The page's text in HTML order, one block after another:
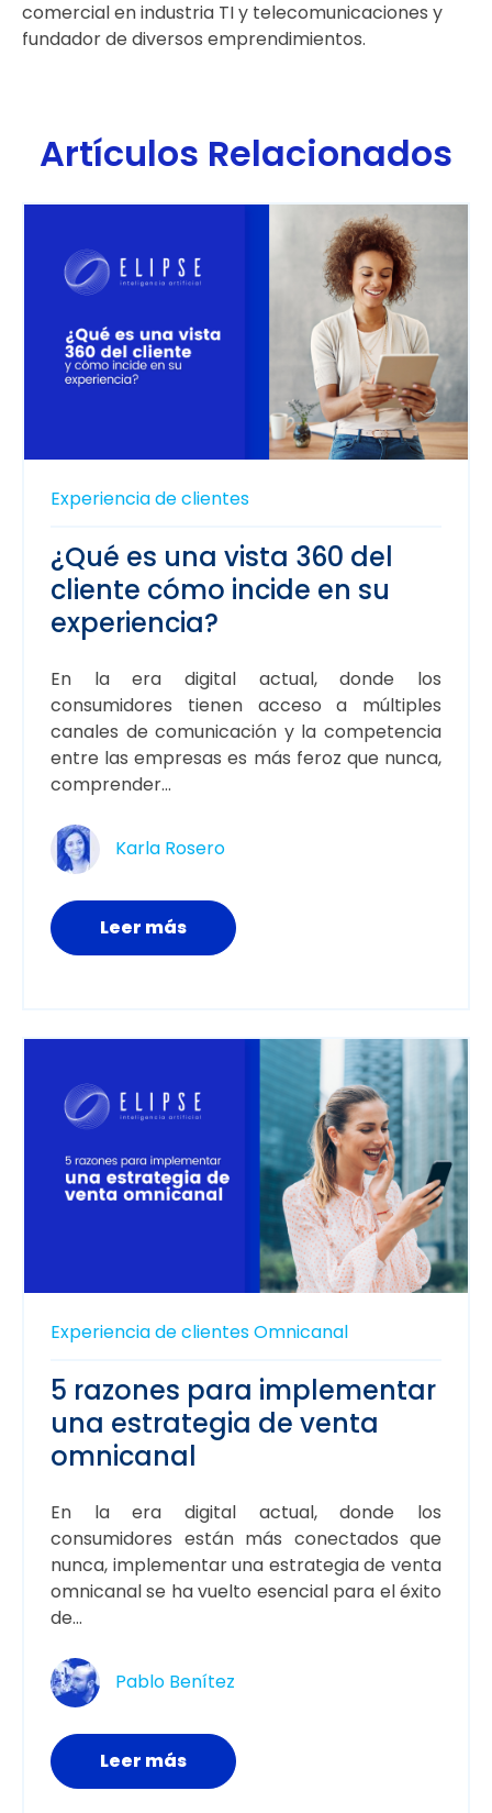
comercial en industria TI y telecomunicaciones y
fundador de diversos emprendimientos.
Artículos Relacionados
Experiencia de clientes
¿Qué es una vista 360 del
cliente cómo incide en su
experiencia?
En la era digital actual, donde los
consumidores tienen acceso a múltiples
canales de comunicación y la competencia
entre las empresas es más feroz que nunca,
comprender...
Karla Rosero
Leer más
Experiencia de clientesOmnicanal
5 razones para implementar
una estrategia de venta
omnicanal
En la era digital actual, donde los
consumidores están más conectados que
nunca, implementar una estrategia de venta
omnicanal se ha vuelto esencial para el éxito
de...
Pablo Benítez
Leer más